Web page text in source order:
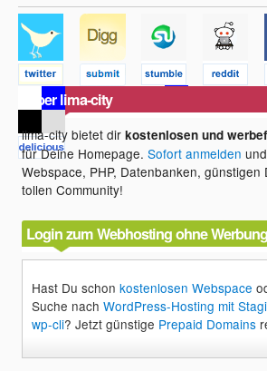
Über lima-city
lima-city bietet dirkostenlosen und
für Deine Homepage.Sofort anmelden
Webspace, PHP, Datenbanken, günstigen
tollen Community!
Login zum Webhosting ohne
Hast Du schonkostenlosen Webspace
Suche nachWordPress-Hosting mit
wp-cli? Jetzt günstige Prepaid Domains